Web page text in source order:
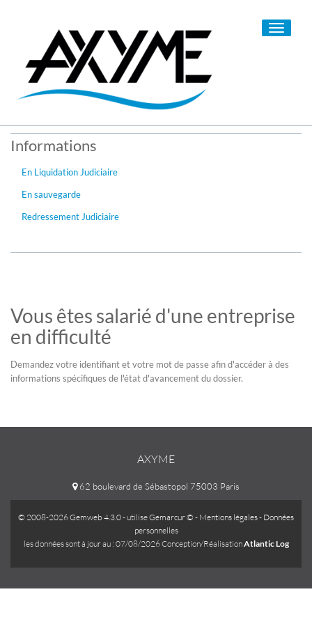
Toggle
Informations
En Liquidation Judiciaire
En sauvegarde
Redressement Judiciaire
Vous êtes salarié d'une entreprise
en difficulté
Demandez votre identifiant et votre mot de passe afin d'accéder à des
informations spécifiques de l'état d'avancement du dossier.
AXYME
62 boulevard de Sébastopol 75003 Paris
© 2008-2026 Gemweb 4.3.0- utiliseGemarcur © - Mentions légales- Données
personnelles
les données sont à jour au : 07/08/2026 Conception/RéalisationAtlantic Log